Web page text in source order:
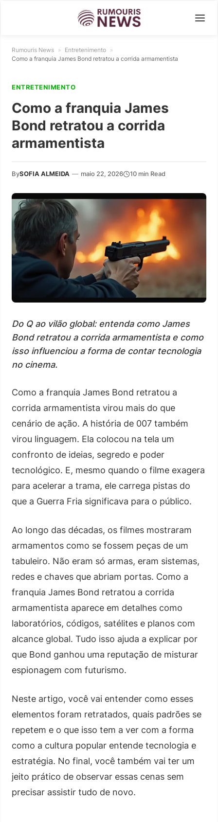
Rumouris News » Entretenimento »
Como a franquia James Bond retratou a corrida armamentista
ENTRETENIMENTO
Como a franquia James
Bond retratou a corrida
armamentista
BySOFIA ALMEIDA — maio 22, 2026 10 min Read
Do Q ao vilão global: entenda como James
Bond retratou a corrida armamentista e como
isso influenciou a forma de contar tecnologia
no cinema.
Como a franquia James Bond retratou a
corrida armamentista virou mais do que
cenário de ação. A história de 007 também
virou linguagem. Ela colocou na tela um
confronto de ideias, segredo e poder
tecnológico. E, mesmo quando o filme exagera
para acelerar a trama, ele carrega pistas do
que a Guerra Fria significava para o público.
Ao longo das décadas, os filmes mostraram
armamentos como se fossem peças de um
tabuleiro. Não eram só armas, eram sistemas,
redes e chaves que abriam portas. Como a
franquia James Bond retratou a corrida
armamentista aparece em detalhes como
laboratórios, códigos, satélites e planos com
alcance global. Tudo isso ajuda a explicar por
que Bond ganhou uma reputação de misturar
espionagem com futurismo.
Neste artigo, você vai entender como esses
elementos foram retratados, quais padrões se
repetem e o que isso tem a ver com a forma
como a cultura popular entende tecnologia e
estratégia. No final, você também vai ter um
jeito prático de observar essas cenas sem
precisar assistir tudo de novo.